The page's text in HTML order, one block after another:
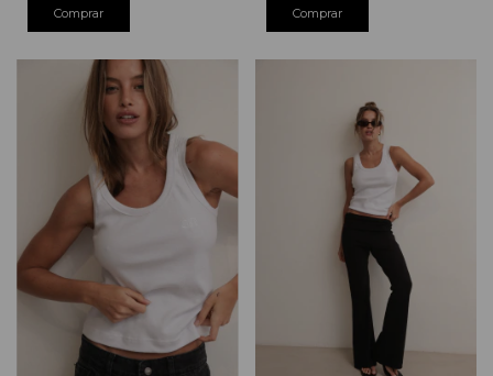
Comprar Comprar